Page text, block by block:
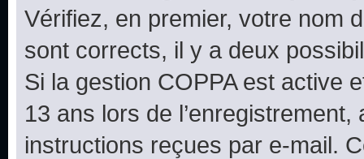
Vérifiez, en premier, votre nom
sont corrects, il y a deux
Si la gestion COPPA est active
13 ans lors de
instructions reçues par e-mail.